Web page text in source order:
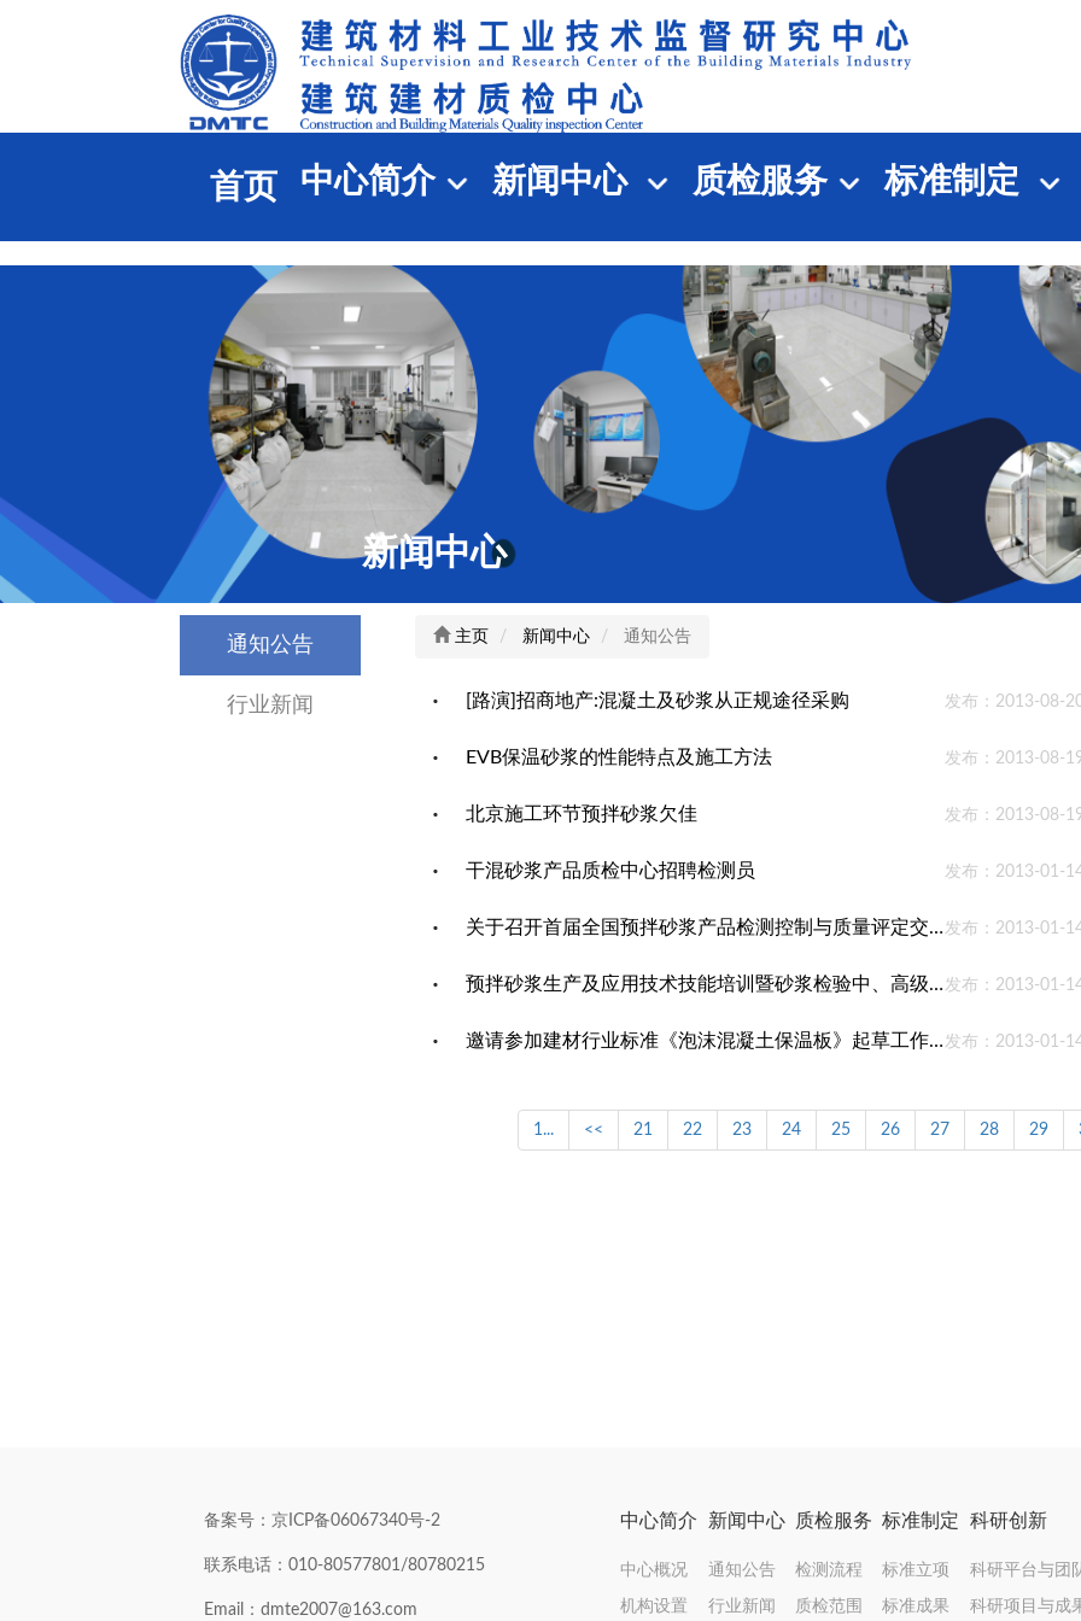
首页 中心简介 新闻中心 质检服务 标准制定
新闻中心
通知公告
行业新闻
主页 新闻中心 通知公告
[路演]招商地产:混凝土及砂浆从正规途径采购 发布：2013-08-
EVB保温砂浆的性能特点及施工方法 发布：2013-08-
北京施工环节预拌砂浆欠佳 发布：2013-08-
干混砂浆产品质检中心招聘检测员 发布：2013-01-
关于召开首届全国预拌砂浆产品检测控制与质量评定交流会通知 发布：2013-01-
预拌砂浆生产及应用技术技能培训暨砂浆检验中、高级国家职业资格鉴定培训班 发布：2013-01-
邀请参加建材行业标准《泡沫混凝土保温板》起草工作的函 发布：2013-01-
1... << 21 22 23 24 25 26 27 28 29
备案号：京ICP备06067340号-2
联系电话：010-80577801/80780215
Email：dmte2007@163.com
中心简介
中心概况
机构设置
新闻中心
通知公告
行业新闻
质检服务
检测流程
质检范围
标准制定
标准立项
标准成果
科研创新
科研平台与团
科研项目与成